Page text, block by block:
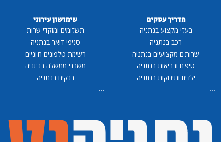
מדריך עסקים
בעלי מקצוע בנתניה
רכב בנתניה
שרותים מקצועיים בנתניה
טיפוח ובריאות בנתניה
ילדים ותינוקות בנתניה
...
שימושון עירוני
תשלומים ומוקדי שרות
סניפי דואר בנתניה
רשימת טלפונים חיוניים
משרדי ממשלה בנתניה
בנקים בנתניה
...